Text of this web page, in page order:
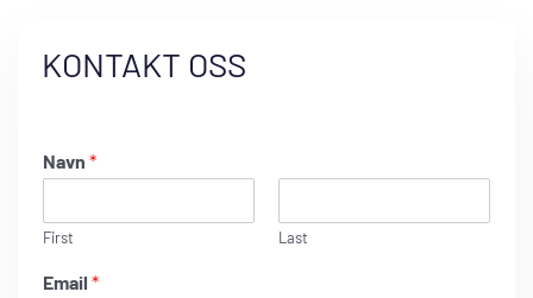
KONTAKT OSS
Navn *
First Last
Email *